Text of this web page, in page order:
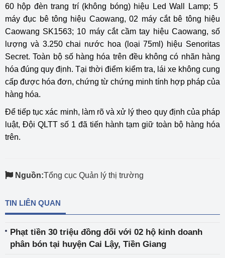
60 hộp đèn trang trí (không bóng) hiệu Led Wall Lamp; 5
máy đục bê tông hiệu Caowang, 02 máy cắt bê tông hiệu
Caowang SK1563; 10 máy cắt cầm tay hiệu Caowang, số
lượng và 3.250 chai nước hoa (loại 75ml) hiệu Senoritas
Secret. Toàn bộ số hàng hóa trên đều không có nhãn hàng
hóa đúng quy định. Tại thời điểm kiểm tra, lái xe không cung
cấp được hóa đơn, chứng từ chứng minh tính hợp pháp của
hàng hóa.
Để tiếp tục xác minh, làm rõ và xử lý theo quy định của pháp
luật, Đội QLTT số 1 đã tiến hành tạm giữ toàn bộ hàng hóa
trên.
Nguồn:Tổng cục Quản lý thị trường
TIN LIÊN QUAN
Phạt tiền 30 triệu đồng đối với 02 hộ kinh doanh
phân bón tại huyện Cai Lậy, Tiền Giang